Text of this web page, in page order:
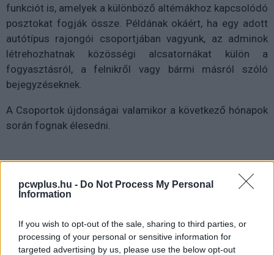
pcwplus.hu - Do Not Process My Personal
Information
If you wish to opt-out of the sale, sharing to third parties, or
processing of your personal or sensitive information for
targeted advertising by us, please use the below opt-out
funkciót is, amelyek a különböző altémákhoz kapcsolódó
posztokat fogják össze. Példának okáért, ha egy adott
autótípus rajongói csoportjában vagyunk, az adminok
létrehozhatnak közösségi alcsatornákat külön a
fogyasztásról, a felnikről vagy bármi másról szóló
bejegyzéseknek.
A Csoportok újdonságai valamikor a következő hónapok
során fognak élesedni.
4 és egy 8 km-es egészségügyi tanösvény nyílt
Balatonalmádiban.